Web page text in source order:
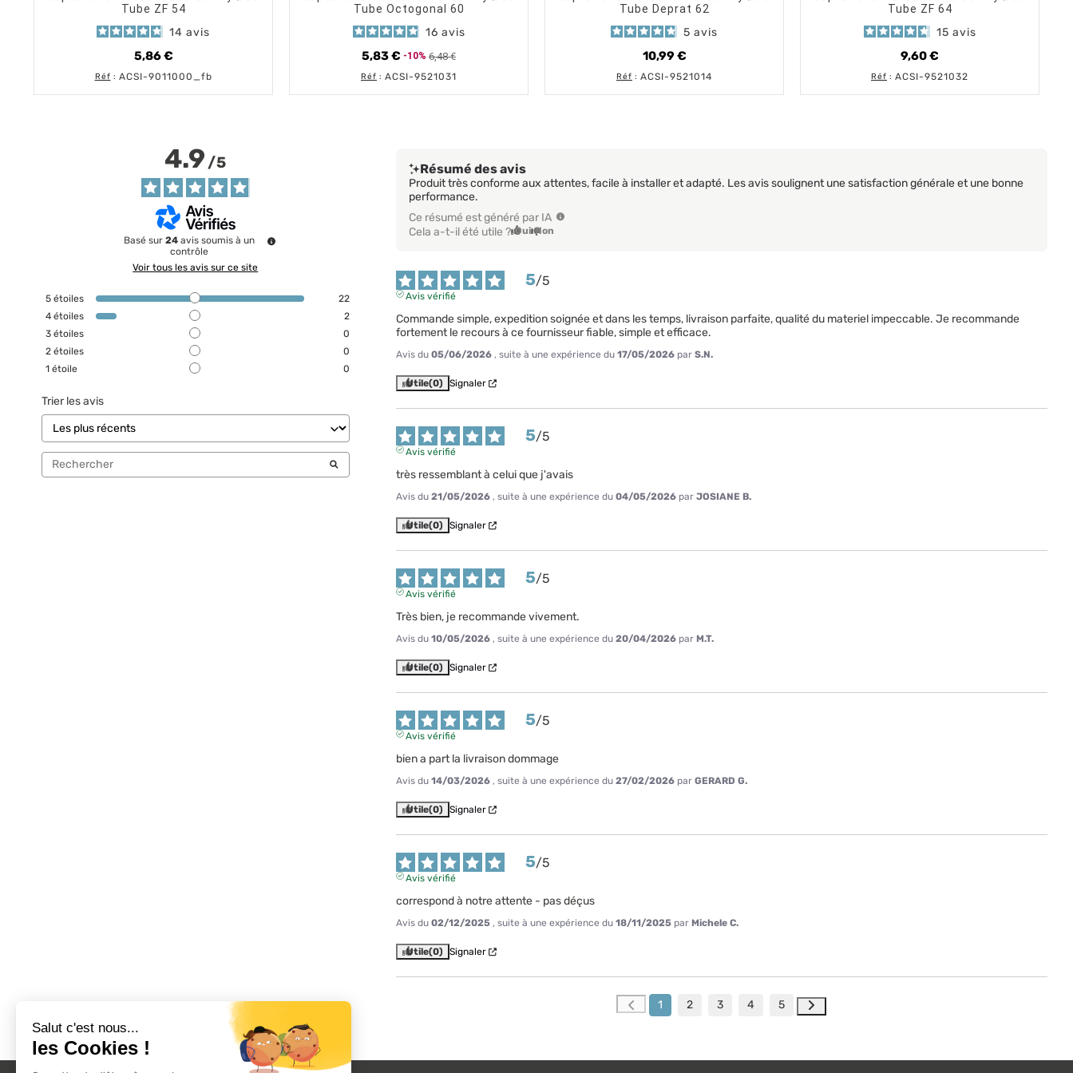
Tube ZF 54
14 avis
5,86 €
Prix
Réf : ACSI-9011000_fb
Tube Octogonal 60
16 avis
5,83 € Prix de base
-10% 6,48 €
Prix
Réf : ACSI-9521031
Tube Deprat 62
5 avis
10,99 €
Prix
Réf : ACSI-9521014
Tube ZF 64
15 avis
9,60 €
Prix
Réf : ACSI-9521032
4.9/5
Basé sur24 avis soumis à un
contrôle
Voir tous les avis sur ce site
5 étoiles
22
4 étoiles
2
3 étoiles
0
2 étoiles
0
1 étoile 0
Trier les avis
Résumé des avis
Produit très conforme aux attentes, facile à installer et adapté. Les avis soulignent une satisfaction générale et une bonne
performance.
Ce résumé est généré par IA
Cela a-t-il été utile ? Oui Non
5/5
Avis vérifié
Commande simple, expedition soignée et dans les temps, livraison parfaite, qualité du materiel impeccable. Je recommande
fortement le recours à ce fournisseur fiable, simple et efficace.
Avis du 05/06/2026 , suite à une expérience du 17/05/2026 par S.N.
Utile(0) Signaler
5/5
Avis vérifié
très ressemblant à celui que j'avais
Avis du 21/05/2026 , suite à une expérience du 04/05/2026 par JOSIANE B.
Utile(0) Signaler
5/5
Avis vérifié
Très bien, je recommande vivement.
Avis du 10/05/2026 , suite à une expérience du 20/04/2026 par M.T.
Utile(0) Signaler
5/5
Avis vérifié
bien a part la livraison dommage
Avis du 14/03/2026 , suite à une expérience du 27/02/2026 par GERARD G.
Utile(0) Signaler
5/5
Avis vérifié
correspond à notre attente - pas déçus
Avis du 02/12/2025 , suite à une expérience du 18/11/2025 par Michele C.
Utile(0) Signaler
1 2 3 4 5